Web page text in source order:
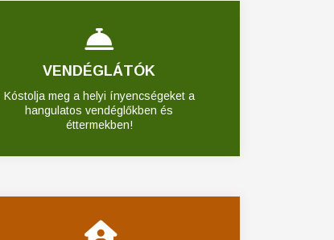
VENDÉGLÁTÓK
Kóstolja meg a helyi ínyencségeket a
hangulatos vendéglőkben és
éttermekben!